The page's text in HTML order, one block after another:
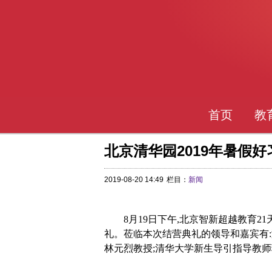
首页 教
北京清华园2019年暑假
2019-08-20 14:49 栏目： 新闻
8月19日下午,北京智新超越教育
礼。莅临本次结营典礼的领导和嘉宾
林元烈教授;清华大学新生导引指导教